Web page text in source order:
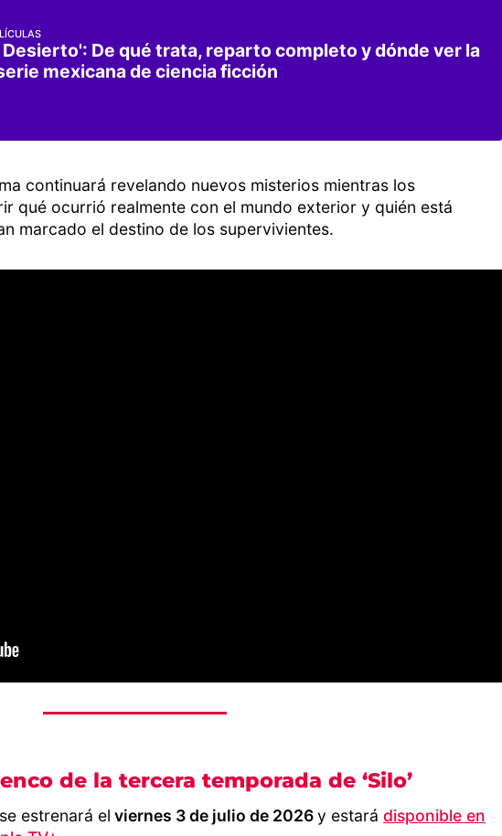
De qué trata, reparto completo y dónde ver la
mexicana de ciencia ficción
continuará revelando nuevos misterios mientras los
qué ocurrió realmente con el mundo exterior y quién está
marcado el destino de los supervivientes.
de la tercera temporada de ‘Silo’
estrenará el viernes 3 de julio de 2026y estará disponible en